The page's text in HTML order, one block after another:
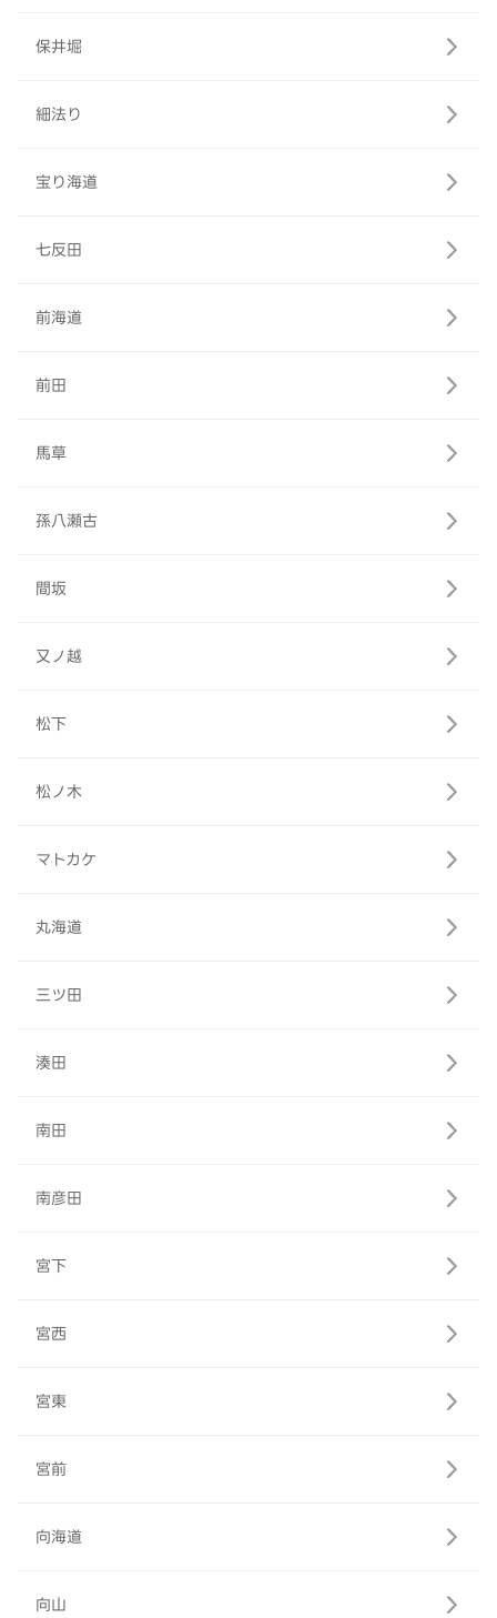
保井堀
細法り
宝り海道
七反田
前海道
前田
馬草
孫八瀬古
間坂
又ノ越
松下
松ノ木
マトカケ
丸海道
三ツ田
湊田
南田
南彦田
宮下
宮西
宮東
宮前
向海道
向山